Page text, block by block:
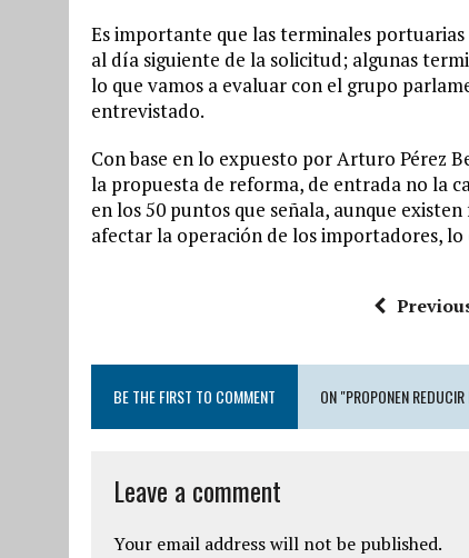
Es importante que las terminales
al día siguiente de la solicitud; algunas
lo que vamos a evaluar con el grupo
entrevistado.
Con base en lo expuesto por Arturo Pérez
la propuesta de reforma, de entrada no la
en los 50 puntos que señala, aunque
afectar la operación de los importadores, lo
BE THE FIRST TO COMMENT ON "PROPONEN
Leave a comment
Your email address will not be published.